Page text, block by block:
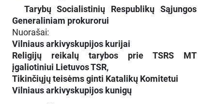
Tarybų Socialistinių Respublikų Sąjungos
Generaliniam prokurorui
Nuorašai:
Vilniaus arkivyskupijos kurijai
Religijų reikalų tarybos prie TSRS MT
įgaliotiniui Lietuvos TSR,
Tikinčiųjų teisėms ginti Katalikų Komitetui
Vilniaus arkivyskupijos kunigų